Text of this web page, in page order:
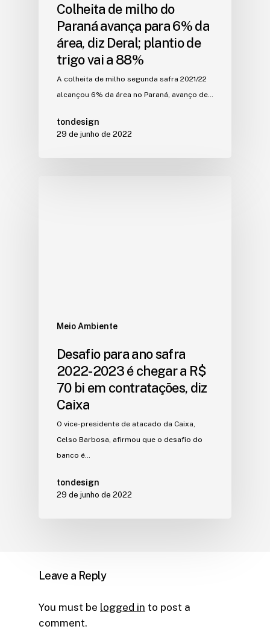
Colheita de milho do
Paraná avança para 6% da
área, diz Deral; plantio de
trigo vai a 88%
A colheita de milho segunda safra 2021/22
alcançou 6% da área no Paraná, avanço de…
tondesign
29 de junho de 2022
Meio Ambiente
Desafio para ano safra
2022-2023 é chegar a R$
70 bi em contratações, diz
Caixa
O vice-presidente de atacado da Caixa,
Celso Barbosa, afirmou que o desafio do
banco é…
tondesign
29 de junho de 2022
Leave a Reply
You must be logged in to post a
comment.